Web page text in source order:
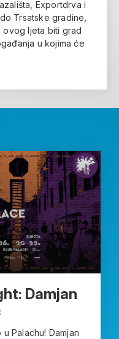
Exportdrva i
Trsatske gradine,
ovog ljeta biti grad
u kojima će
Damjan
Palachu! Damjan